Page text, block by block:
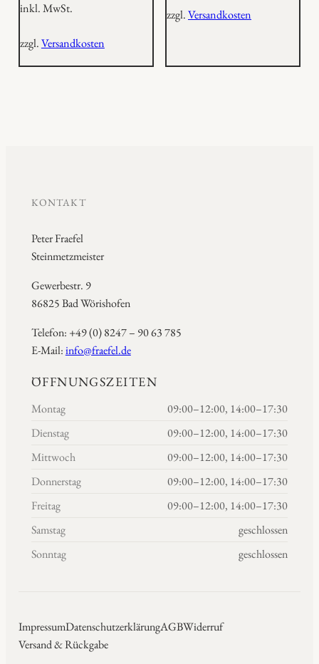
inkl. MwSt.
zzgl.Versandkosten
zzgl.Versandkosten
KONTAKT
Peter Fraefel
Steinmetzmeister
Gewerbestr. 9
86825 Bad Wörishofen
Telefon: +49 (0) 8247 – 90 63 785
E-Mail:info@fraefel.de
ÖFFNUNGSZEITEN
Montag
09:00–12:00, 14:00–17:30
Dienstag
09:00–12:00, 14:00–17:30
Mittwoch
09:00–12:00, 14:00–17:30
Donnerstag
09:00–12:00, 14:00–17:30
Freitag
09:00–12:00, 14:00–17:30
Samstag
geschlossen
Sonntag
geschlossen
ImpressumDatenschutzerklärungAGBWiderruf
Versand & Rückgabe